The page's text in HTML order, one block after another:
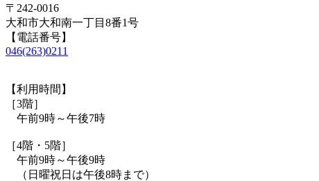
〒242-0016
大和市大和南一丁目8番1号
【電話番号】
046(263)0211
【利用時間】
［3階］
午前9時～午後7時
［4階・5階］
午前9時～午後9時
（日曜祝日は午後8時まで）